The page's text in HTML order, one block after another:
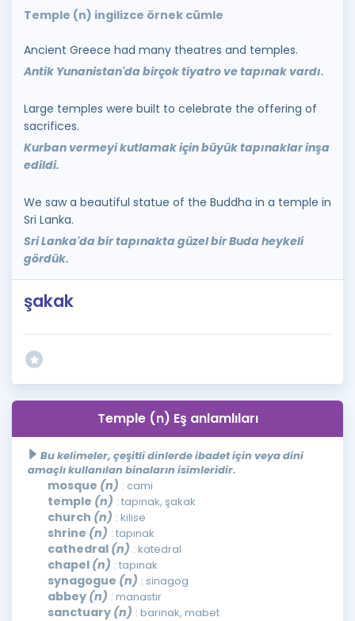
Temple (n) ingilizce örnek cümle
Ancient Greece had many theatres and temples.
Antik Yunanistan'da birçok tiyatro ve tapınak vardı.
Large temples were built to celebrate the offering of
sacrifices.
Kurban vermeyi kutlamak için büyük tapınaklar inşa
edildi.
We saw a beautiful statue of the Buddha in a temple in
Sri Lanka.
Sri Lanka'da bir tapınakta güzel bir Buda heykeli
gördük.
şakak
Temple (n) Eş anlamlıları
Bu kelimeler, çeşitli dinlerde ibadet için veya dini
amaçlı kullanılan binaların isimleridir.
mosque (n) : cami
temple (n) : tapınak, şakak
church (n) : kilise
shrine (n) : tapınak
cathedral (n) : katedral
chapel (n) : tapınak
synagogue (n) : sinagog
abbey (n) : manastır
sanctuary (n) : barınak, mabet